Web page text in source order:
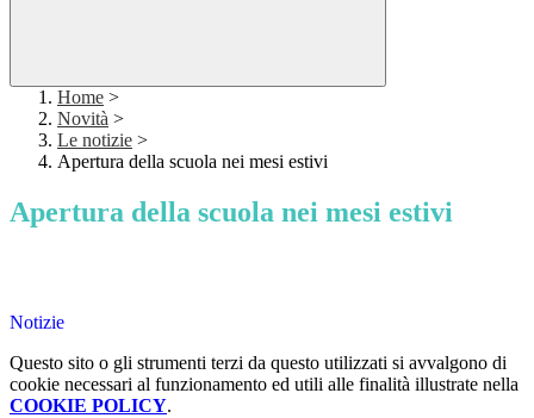
Home >
Novità >
Le notizie >
Apertura della scuola nei mesi estivi
Apertura della scuola nei mesi estivi
Notizie
Questo sito o gli strumenti terzi da questo utilizzati si avvalgono di
cookie necessari al funzionamento ed utili alle finalità illustrate nella
COOKIE POLICY.